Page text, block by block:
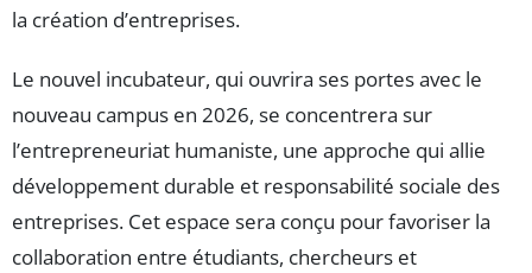
la création d’entreprises.
Le nouvel incubateur, qui ouvrira ses portes avec le
nouveau campus en 2026, se concentrera sur
l’entrepreneuriat humaniste, une approche qui allie
développement durable et responsabilité sociale des
entreprises. Cet espace sera conçu pour favoriser la
collaboration entre étudiants, chercheurs et